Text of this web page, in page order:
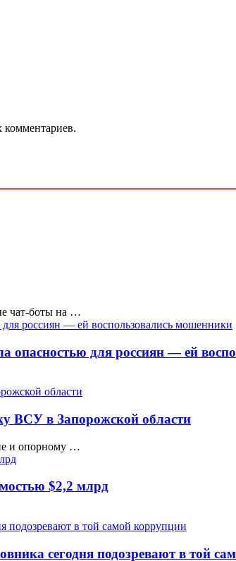
комментариев.
чат-боты на …
опасностью для россиян — ей
ВСУ в Запорожской области
и опорному …
$2,2 млрд
сегодня подозревают в той